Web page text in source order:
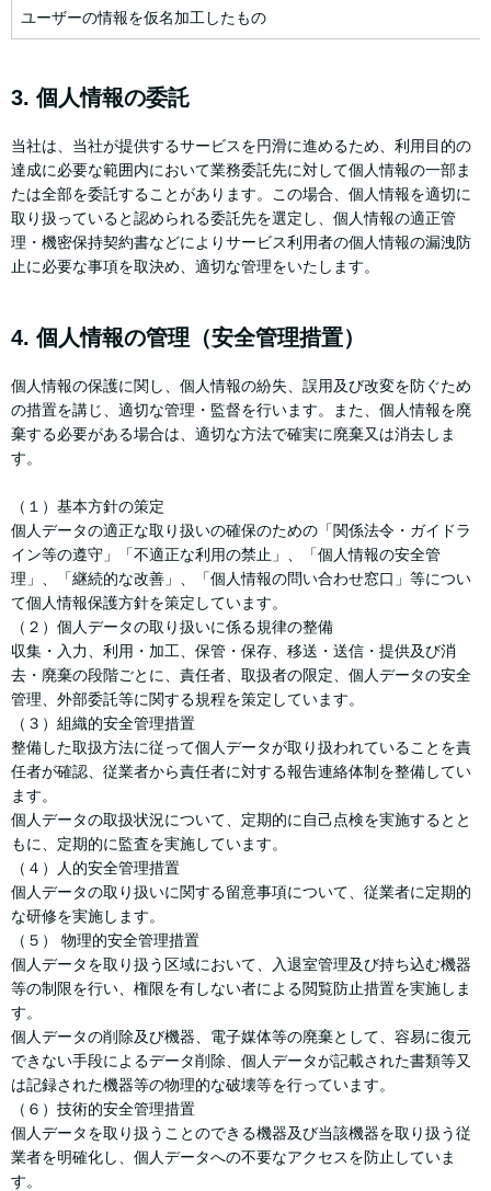
ユーザーの情報を仮名加工したもの
3. 個人情報の委託
当社は、当社が提供するサービスを円滑に進めるため、利用目的の
達成に必要な範囲内において業務委託先に対して個人情報の一部ま
たは全部を委託することがあります。この場合、個人情報を適切に
取り扱っていると認められる委託先を選定し、個人情報の適正管
理・機密保持契約書などによりサービス利用者の個人情報の漏洩防
止に必要な事項を取決め、適切な管理をいたします。
4. 個人情報の管理（安全管理措置）
個人情報の保護に関し、個人情報の紛失、誤用及び改変を防ぐため
の措置を講じ、適切な管理・監督を行います。また、個人情報を廃
棄する必要がある場合は、適切な方法で確実に廃棄又は消去しま
す。
（１）基本方針の策定
個人データの適正な取り扱いの確保のための「関係法令・ガイドラ
イン等の遵守」「不適正な利用の禁止」、「個人情報の安全管
理」、「継続的な改善」、「個人情報の問い合わせ窓口」等につい
て個人情報保護方針を策定しています。
（２）個人データの取り扱いに係る規律の整備
収集・入力、利用・加工、保管・保存、移送・送信・提供及び消
去・廃棄の段階ごとに、責任者、取扱者の限定、個人データの安全
管理、外部委託等に関する規程を策定しています。
（３）組織的安全管理措置
整備した取扱方法に従って個人データが取り扱われていることを責
任者が確認、従業者から責任者に対する報告連絡体制を整備してい
ます。
個人データの取扱状況について、定期的に自己点検を実施するとと
もに、定期的に監査を実施しています。
（４）人的安全管理措置
個人データの取り扱いに関する留意事項について、従業者に定期的
な研修を実施します。
（５） 物理的安全管理措置
個人データを取り扱う区域において、入退室管理及び持ち込む機器
等の制限を行い、権限を有しない者による閲覧防止措置を実施しま
す。
個人データの削除及び機器、電子媒体等の廃棄として、容易に復元
できない手段によるデータ削除、個人データが記載された書類等又
は記録された機器等の物理的な破壊等を行っています。
（６）技術的安全管理措置
個人データを取り扱うことのできる機器及び当該機器を取り扱う従
業者を明確化し、個人データへの不要なアクセスを防止していま
す。